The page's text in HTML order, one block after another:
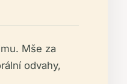
Mše za
odvahy,